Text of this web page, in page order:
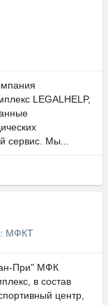
LEGALHELP,
сервис. Мы...
МФКТ
При" МФК
в состав
центр,